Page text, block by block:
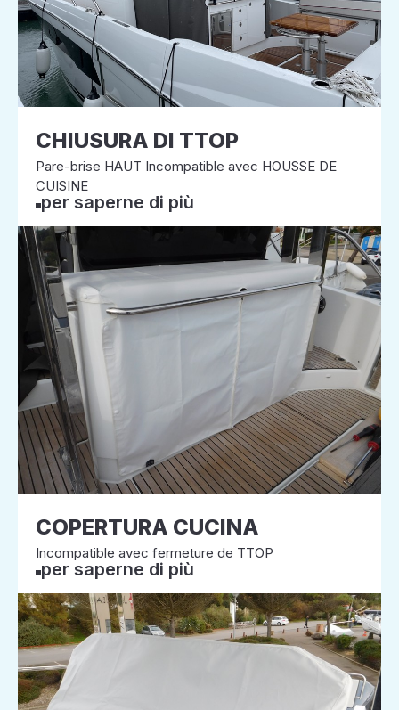
CHIUSURA DI TTOP
Pare-brise HAUT Incompatible avec HOUSSE DE
CUISINE
per saperne di più
COPERTURA CUCINA
Incompatible avec fermeture de TTOP
per saperne di più